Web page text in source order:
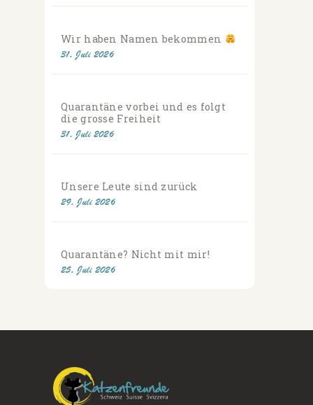
Wir haben Namen bekommen
31. Juli 2026
Quarantäne vorbei und es folgt
die grosse Freiheit
31. Juli 2026
Unsere Leute sind zurück
29. Juli 2026
Quarantäne? Nicht mit mir!
25. Juli 2026